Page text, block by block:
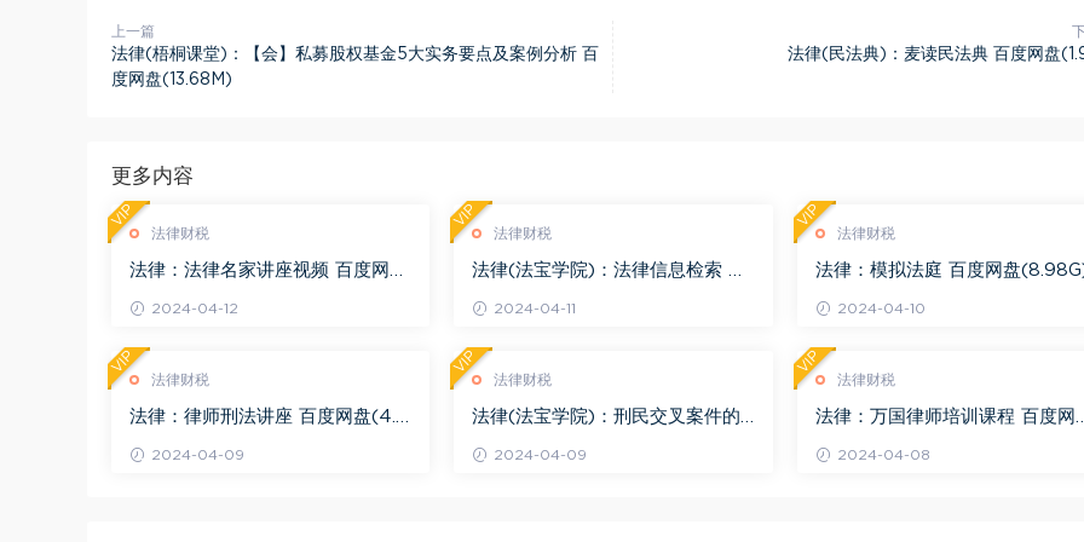
上一篇
法律(梧桐课堂)：【会】私募股权基金5大实务要点及案例分析 百
度网盘(13.68M)
法律(民法典)：麦读民法典 百度网盘
更多内容
法律财税
法律：法律名家讲座视频 百度网盘
2024-04-12
VIP
法律财税
法律(法宝学院)：法律信息检索 百
2024-04-11
VIP
法律财税
法律：模拟法庭 百度网盘
2024-04-10
VIP
法律财税
法律：律师刑法讲座 百度网盘(4.0
2024-04-09
VIP
法律财税
法律(法宝学院)：刑民交叉案件的
2024-04-09
VIP
法律财税
法律：万国律师培训课程 百度网
2024-04-08
VIP